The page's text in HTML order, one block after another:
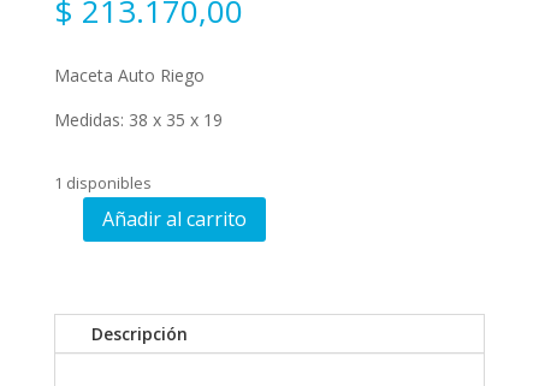
$ 213.170,00
Maceta Auto Riego
Medidas: 38 x 35 x 19
1 disponibles
Calimera
cantidad
Añadir al carrito
Descripción